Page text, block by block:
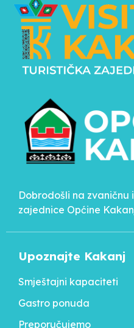
Dobrodošli na zvaničnu
zajednice Općine
Upoznajte Kakanj
Smještajni kapaciteti
Gastro ponuda
Preporučujemo